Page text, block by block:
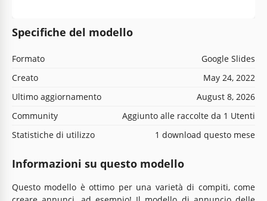
Specifiche del modello
Formato
Google Slides
Creato
May 24, 2022
Ultimo aggiornamento
August 8, 2026
Community
Aggiunto alle raccolte da 1 Utenti
Statistiche di utilizzo
1 download questo mese
Informazioni su questo modello
Questo modello è ottimo per una varietà di compiti, come